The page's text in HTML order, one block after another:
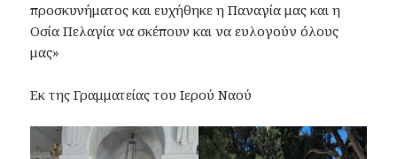
προσκυνήματος και ευχήθηκε η Παναγία μας και η
Οσία Πελαγία να σκέπουν και να ευλογούν όλους
μας»
Εκ της Γραμματείας του Ιερού Ναού